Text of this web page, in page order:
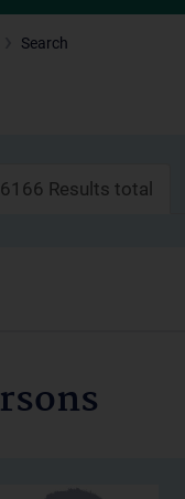
Search
6166 Results total